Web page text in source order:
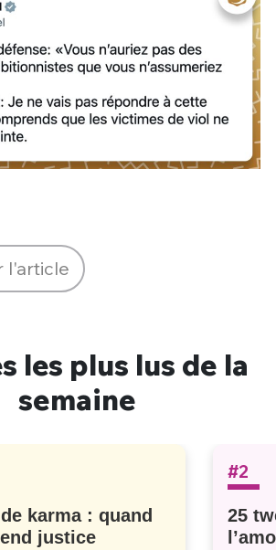
l'article
les plus lus de la
semaine
karma : quand
justice
#2
25